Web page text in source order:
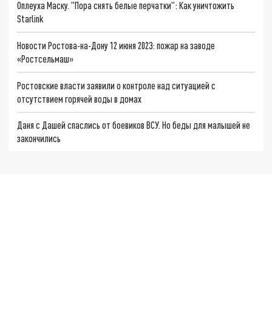
Оплеуха Маску. "Пора снять белые перчатки": Как уничтожить
Starlink
Новости Ростова-на-Дону 12 июня 2023: пожар на заводе
«Ростсельмаш»
Ростовские власти заявили о контроле над ситуацией с
отсутствием горячей воды в домах
Даня с Дашей спаслись от боевиков ВСУ. Но беды для малышей не
закончились